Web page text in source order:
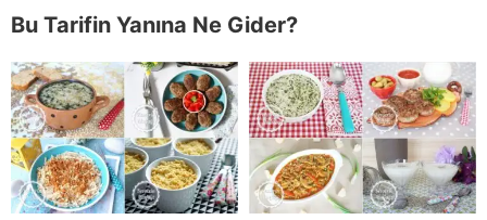
Bu Tarifin Yanına Ne Gider?